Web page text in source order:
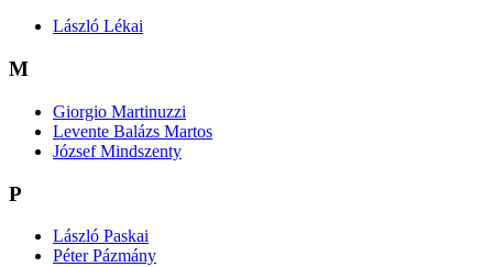
László Lékai
M
Giorgio Martinuzzi
Levente Balázs Martos
József Mindszenty
P
László Paskai
Péter Pázmány